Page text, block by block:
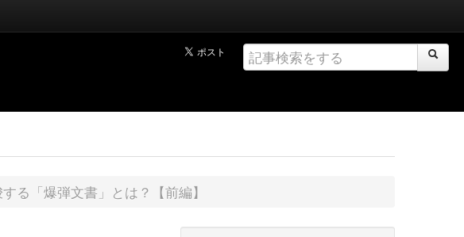
る「爆弾文書」とは？【前編】